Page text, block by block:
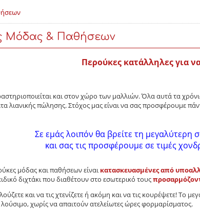
Μόδας & Παθήσεων
Περούκες κατάλληλες για
και στον χώρο των μαλλιών. Όλα αυτά τα
λιανικής πώλησης. Στόχος μας είναι να σας προσφέρουμε
Σε εμάς λοιπόν θα βρείτε τη
και σας τις προσφέρουμε σε τιμές
μόδας και παθήσεων είναικατασκευασμένες από
διχτάκι που διαθέτουν στο εσωτερικό τους
και να τις χτενίζετε ή ακόμη και να τις κουρέψετε! Το
λούσιμο, χωρίς να απαιτούν ατελείωτες ώρες φορμαρίσματος.